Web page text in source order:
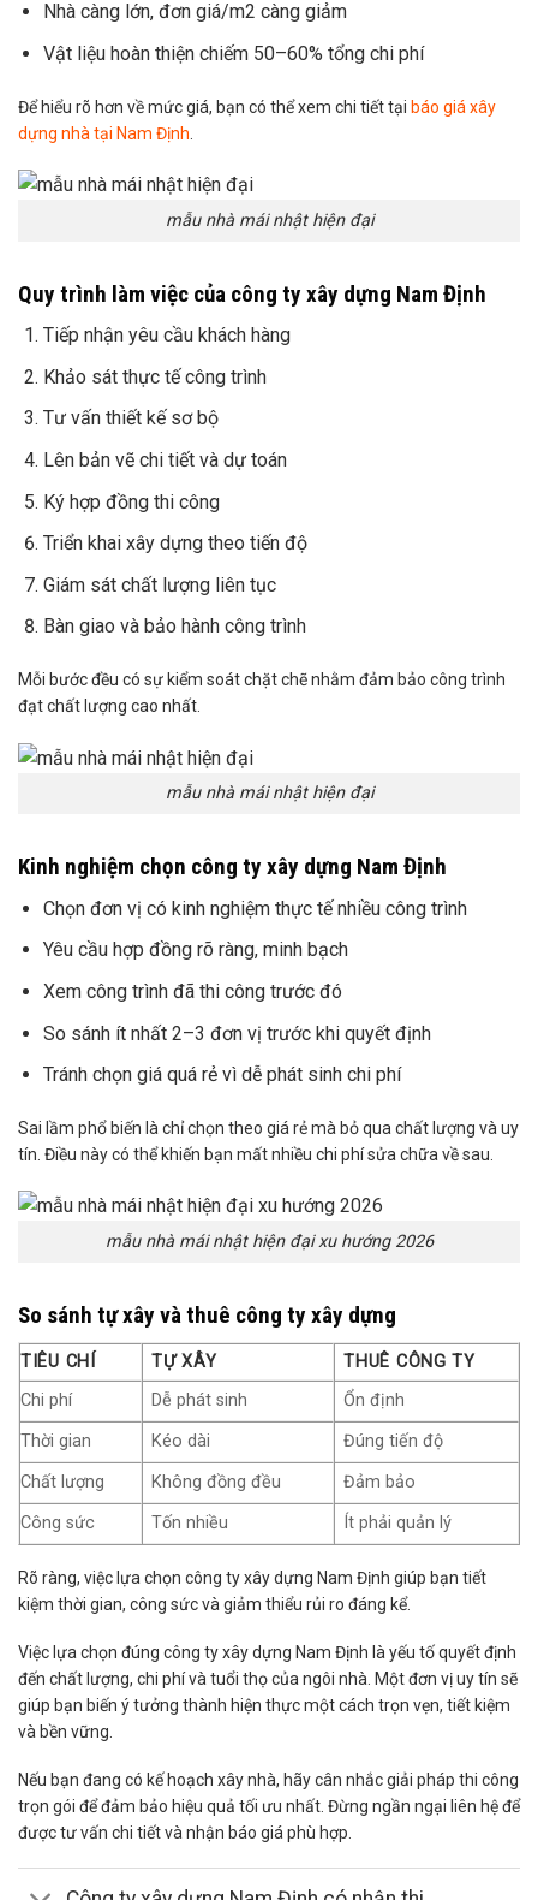
Nhà càng lớn, đơn giá/m2 càng giảm
Vật liệu hoàn thiện chiếm 50–60% tổng chi phí
Để hiểu rõ hơn về mức giá, bạn có thể xem chi tiết tại báo giá xây
dựng nhà tại Nam Định
mẫu nhà mái nhật hiện đại
Quy trình làm việc của công ty xây dựng Nam Định
Tiếp nhận yêu cầu khách hàng
Khảo sát thực tế công trình
Tư vấn thiết kế sơ bộ
Lên bản vẽ chi tiết và dự toán
Ký hợp đồng thi công
Triển khai xây dựng theo tiến độ
Giám sát chất lượng liên tục
Bàn giao và bảo hành công trình
Mỗi bước đều có sự kiểm soát chặt chẽ nhằm đảm bảo công trình
đạt chất lượng cao nhất.
mẫu nhà mái nhật hiện đại
Kinh nghiệm chọn công ty xây dựng Nam Định
Chọn đơn vị có kinh nghiệm thực tế nhiều công trình
Yêu cầu hợp đồng rõ ràng, minh bạch
Xem công trình đã thi công trước đó
So sánh ít nhất 2–3 đơn vị trước khi quyết định
Tránh chọn giá quá rẻ vì dễ phát sinh chi phí
Sai lầm phổ biến là chỉ chọn theo giá rẻ mà bỏ qua chất lượng và uy
tín. Điều này có thể khiến bạn mất nhiều chi phí sửa chữa về sau.
mẫu nhà mái nhật hiện đại xu hướng 2026
So sánh tự xây và thuê công ty xây dựng
TIÊU CHÍ TỰ XÂY
THUÊ CÔNG TY
Chi phí
Dễ phát sinh
Ổn định
Thời gian
Kéo dài
Đúng tiến độ
Chất lượng
Không đồng đều
Đảm bảo
Công sức
Tốn nhiều Ít phải quản lý
Rõ ràng, việc lựa chọn công ty xây dựng Nam Định giúp bạn tiết
kiệm thời gian, công sức và giảm thiểu rủi ro đáng kể.
Việc lựa chọn đúng công ty xây dựng Nam Định là yếu tố quyết định
đến chất lượng, chi phí và tuổi thọ của ngôi nhà. Một đơn vị uy tín sẽ
giúp bạn biến ý tưởng thành hiện thực một cách trọn vẹn, tiết kiệm
và bền vững.
Nếu bạn đang có kế hoạch xây nhà, hãy cân nhắc giải pháp thi công
trọn gói để đảm bảo hiệu quả tối ưu nhất. Đừng ngần ngại liên hệ để
được tư vấn chi tiết và nhận báo giá phù hợp.